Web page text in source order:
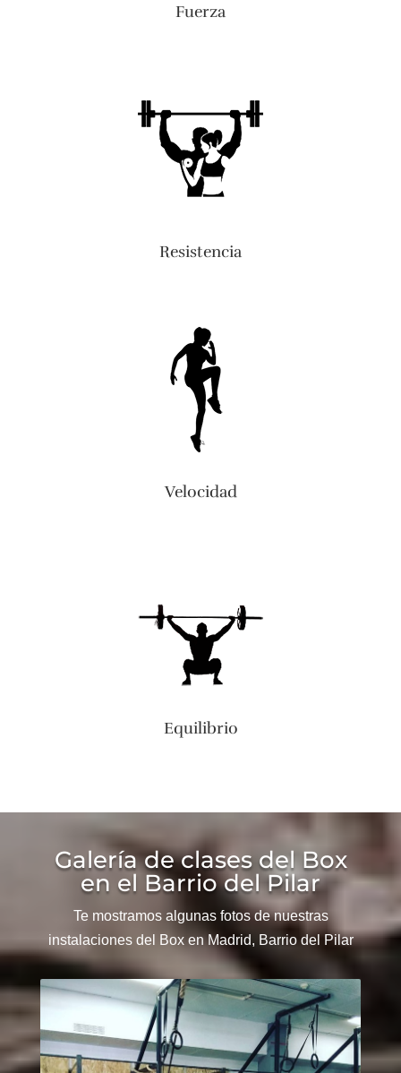
Fuerza
Resistencia
Velocidad
Equilibrio
Galería de clases del Box
en el Barrio del Pilar
Te mostramos algunas fotos de nuestras
instalaciones del Box en Madrid, Barrio del Pilar